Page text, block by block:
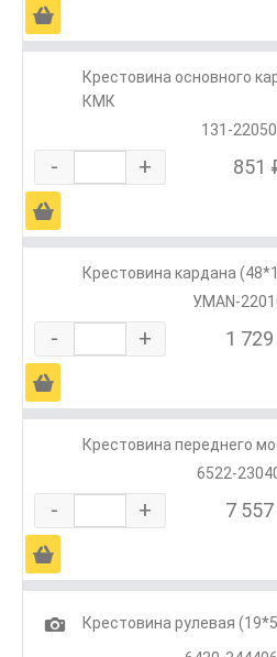
Ä
Крестовина основного
КМК
131-
- + 851
Ä
Крестовина кардана
У.MAN-
- + 1
Ä
Крестовина переднего
6522-
- + 7
Ä
1
Крестовина рулевая